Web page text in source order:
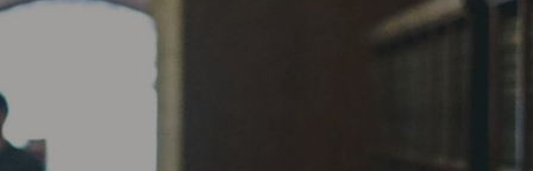
الرئيسيـة
القطاعـات